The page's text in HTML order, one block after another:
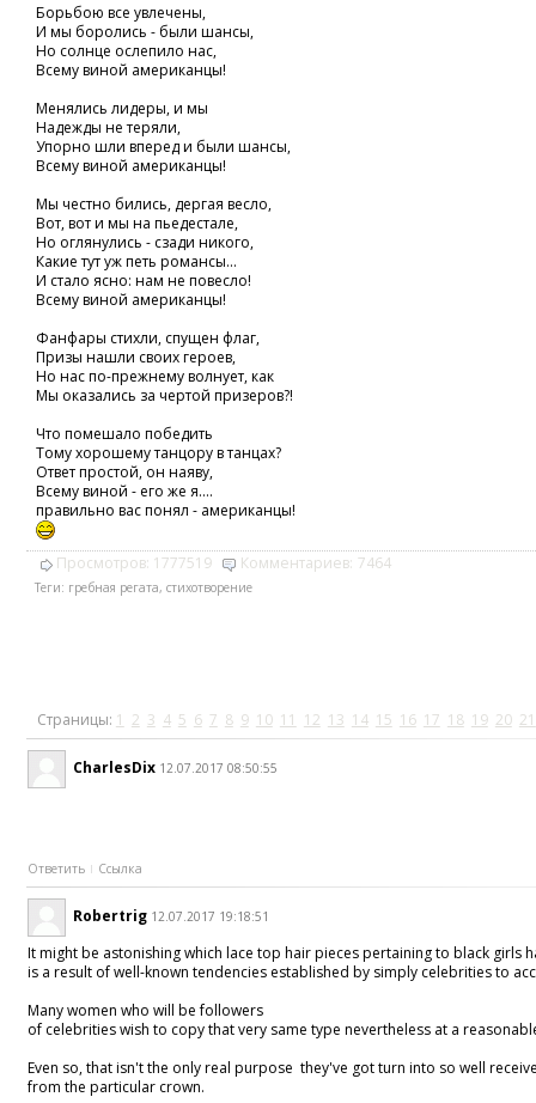
Борьбою все увлечены,
И мы боролись - были шансы,
Но солнце ослепило нас,
Всему виной американцы!
Менялись лидеры, и мы
Надежды не теряли,
Упорно шли вперед и были шансы,
Всему виной американцы!
Мы честно бились, дергая весло,
Вот, вот и мы на пьедестале,
Но оглянулись - сзади никого,
Какие тут уж петь романсы...
И стало ясно: нам не повесло!
Всему виной американцы!
Фанфары стихли, спущен флаг,
Призы нашли своих героев,
Но нас по-прежнему волнует, как
Мы оказались за чертой призеров?!
Что помешало победить
Тому хорошему танцору в танцах?
Ответ простой, он наяву,
Всему виной - его же я....
правильно вас понял - американцы!
Просмотров: 1777519 Комментариев: 7464
Теги: гребная регата, стихотворение
Страницы: 1 2 3 4 5 6 7 8 9 10 11 12 13 14 15 16 17 18 19 20 21
CharlesDix 12.07.2017 08:50:55
Ответить Ссылка
Robertrig 12.07.2017 19:18:51
It might be astonishing which lace top hair pieces pertaining to black
is a result of well-known tendencies established by simply celebrities to
Many women who will be followers
of celebrities wish to copy that very same type nevertheless at a
Even so, that isn't the only real purpose they've got turn into so well
from the particular crown.